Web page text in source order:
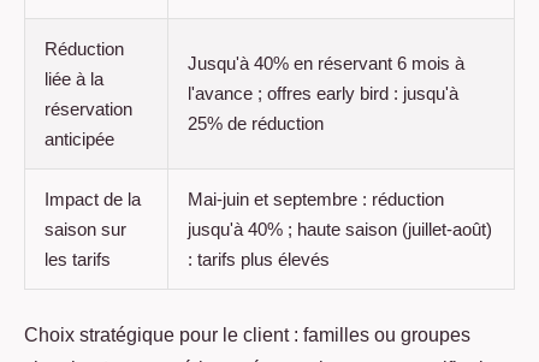
Réduction
liée à la
réservation
anticipée
Jusqu'à 40% en réservant 6 mois à
l'avance ; offres early bird : jusqu'à
25% de réduction
Impact de la
saison sur
les tarifs
Mai-juin et septembre : réduction
jusqu'à 40% ; haute saison (juillet-août)
: tarifs plus élevés
Choix stratégique pour le client : familles ou groupes